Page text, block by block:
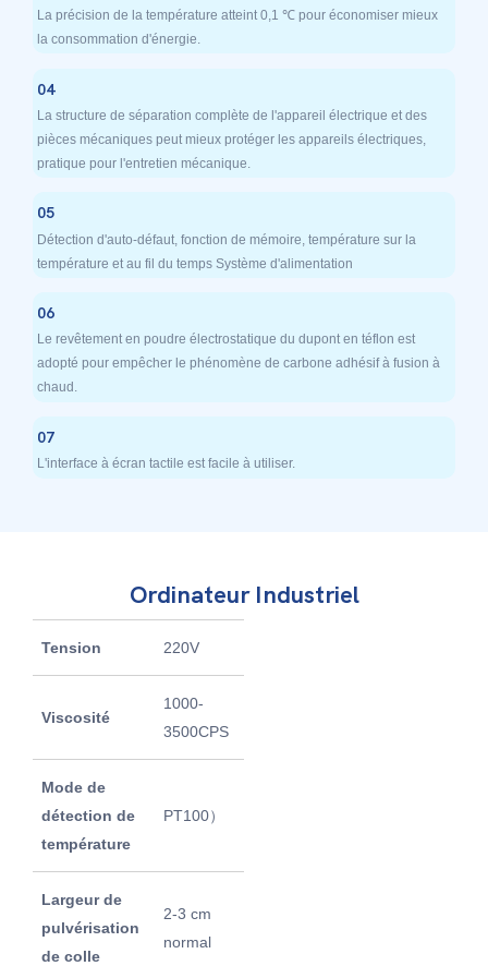
La précision de la température atteint 0,1 ℃ pour économiser mieux
la consommation d'énergie.
04
La structure de séparation complète de l'appareil électrique et des
pièces mécaniques peut mieux protéger les appareils électriques,
pratique pour l'entretien mécanique.
05
Détection d'auto-défaut, fonction de mémoire, température sur la
température et au fil du temps Système d'alimentation
06
Le revêtement en poudre électrostatique du dupont en téflon est
adopté pour empêcher le phénomène de carbone adhésif à fusion à
chaud.
07
L'interface à écran tactile est facile à utiliser.
Ordinateur Industriel
Tension 220V
Viscosité
1000-
3500CPS
Mode de
détection de
température
PT100）
Largeur de
pulvérisation
de colle
2-3 cm
normal